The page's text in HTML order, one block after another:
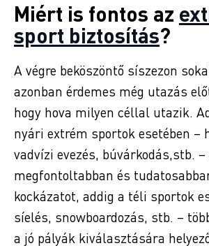
Miért is fontos az
sport biztosítás?
A végre beköszöntő síszezon
azonban érdemes még utazás
hogy hova milyen céllal utazik.
nyári extrém sportok esetében –
vadvízi evezés, búvárkodás,stb.
megfontoltabban és
kockázatot, addig a téli sportok
síelés, snowboardozás, stb. –
a jó pályák kiválasztására